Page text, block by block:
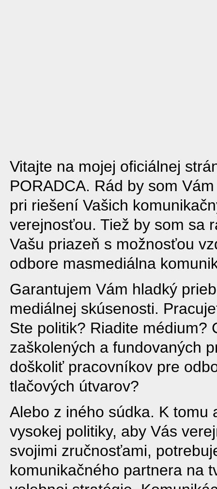
Vitajte na mojej oficiálnej
PORADCA. Rád by som
pri riešení Vašich
verejnosťou. Tiež by som sa
Vašu priazeň s možnosťou
odbore masmediálna
Garantujem Vám hladký
mediálnej skúsenosti.
Ste politik? Riadite médium?
zaškolených a fundovaných
doškoliť pracovníkov pre
tlačových útvarov?
Alebo z iného súdka. K tomu
vysokej politiky, aby Vás
svojimi zručnosťami,
komunikačného partnera na